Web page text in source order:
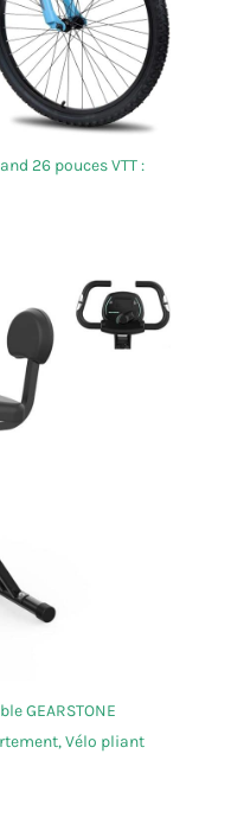
26 pouces VTT :
GEARSTONE
,Vélo pliant